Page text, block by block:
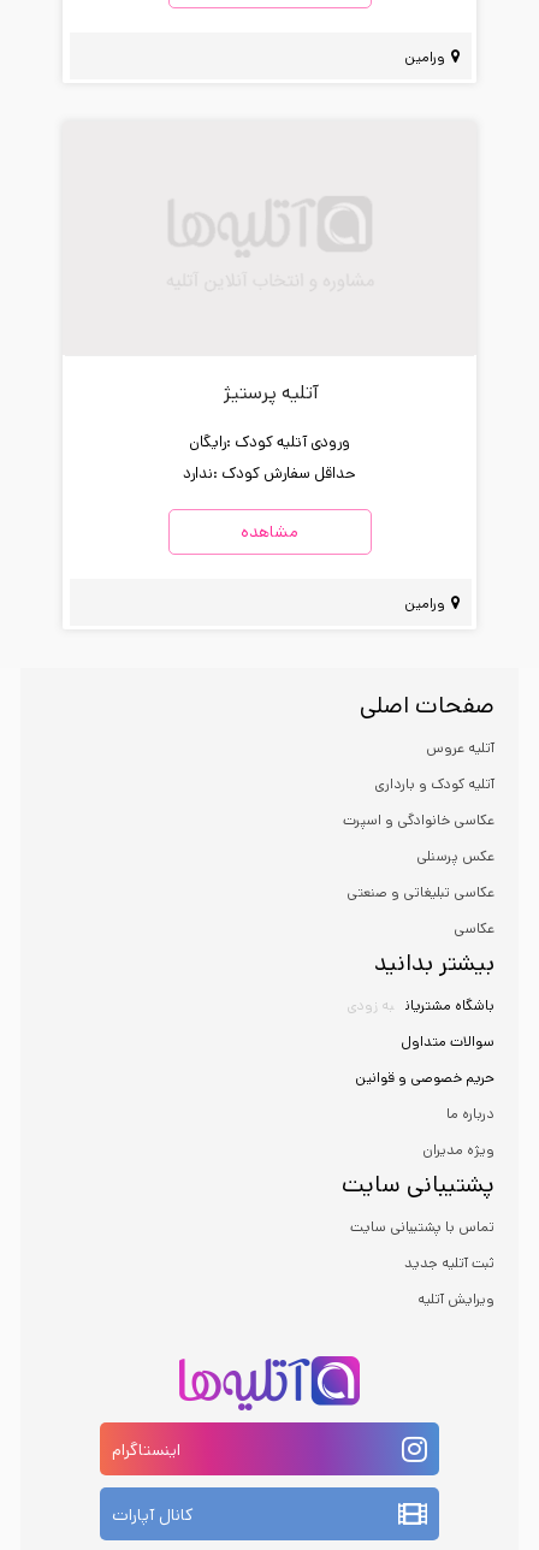
ورامین
آتلیه پرستیژ
ورودی آتلیه کودک :رایگان
حداقل سفارش کودک :ندارد
مشاهده
ورامین
صفحات اصلی
آتلیه عروس
آتلیه کودک و بارداری
عکاسی خانوادگی و اسپرت
عکس پرسنلی
عکاسی تبلیغاتی و صنعتی
عکاسی
بیشتر بدانید
باشگاه مشتریان به زودی
سوالات متداول
حریم خصوصی و قوانین
درباره ما
ویژه مدیران
پشتیبانی سایت
تماس با پشتیبانی سایت
ثبت آتلیه جدید
ویرایش آتلیه
اینستاگرام
کانال آپارات